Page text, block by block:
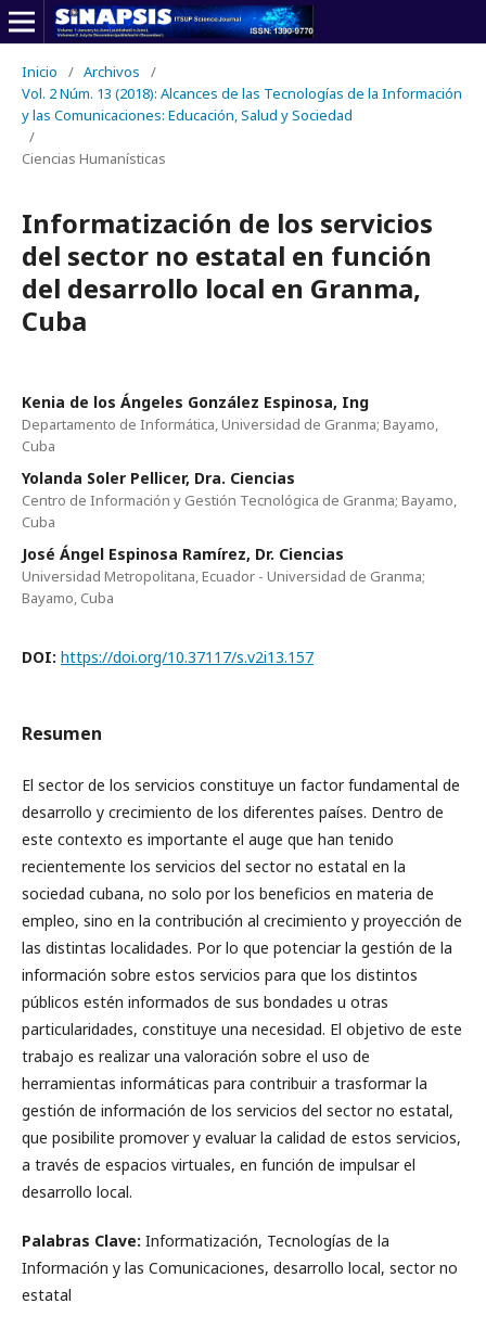
Inicio / Archivos
/
Vol. 2 Núm. 13 (2018): Alcances de las Tecnologías de la Información
y las Comunicaciones: Educación, Salud y Sociedad
/
Ciencias Humanísticas
Informatización de los servicios
del sector no estatal en función
del desarrollo local en Granma,
Cuba
Kenia de los Ángeles González Espinosa, Ing
Departamento de Informática, Universidad de Granma; Bayamo,
Cuba
Yolanda Soler Pellicer, Dra. Ciencias
Centro de Información y Gestión Tecnológica de Granma; Bayamo,
Cuba
José Ángel Espinosa Ramírez, Dr. Ciencias
Universidad Metropolitana, Ecuador - Universidad de Granma;
Bayamo, Cuba
DOI: https://doi.org/10.37117/s.v2i13.157
Resumen
El sector de los servicios constituye un factor fundamental de
desarrollo y crecimiento de los diferentes países. Dentro de
este contexto es importante el auge que han tenido
recientemente los servicios del sector no estatal en la
sociedad cubana, no solo por los beneficios en materia de
empleo, sino en la contribución al crecimiento y proyección de
las distintas localidades. Por lo que potenciar la gestión de la
información sobre estos servicios para que los distintos
públicos estén informados de sus bondades u otras
particularidades, constituye una necesidad. El objetivo de este
trabajo es realizar una valoración sobre el uso de
herramientas informáticas para contribuir a trasformar la
gestión de información de los servicios del sector no estatal,
que posibilite promover y evaluar la calidad de estos servicios,
a través de espacios virtuales, en función de impulsar el
desarrollo local.
Palabras Clave: Informatización, Tecnologías de la
Información y las Comunicaciones, desarrollo local, sector no
estatal